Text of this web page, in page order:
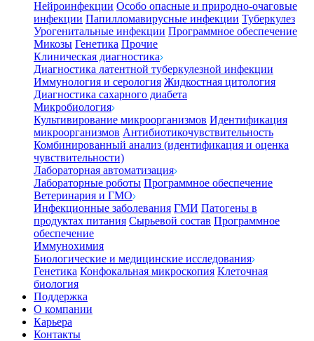
Нейроинфекции Особо опасные и природно-очаговые
инфекции Папилломавирусные инфекции Туберкулез
Урогенитальные инфекции Программное обеспечение
Микозы Генетика Прочие
Клиническая диагностика
Диагностика латентной туберкулезной инфекции
Иммунология и серология Жидкостная цитология
Диагностика сахарного диабета
Микробиология
Культивирование микроорганизмов Идентификация
микроорганизмов Антибиотикочувствительность
Комбинированный анализ (идентификация и оценка
чувствительности)
Лабораторная автоматизация
Лабораторные роботы Программное обеспечение
Ветеринария и ГМО
Инфекционные заболевания ГМИ Патогены в
продуктах питания Сырьевой состав Программное
обеспечение
Иммунохимия
Биологические и медицинские исследования
Генетика Конфокальная микроскопия Клеточная
биология
Поддержка
О компании
Карьера
Контакты